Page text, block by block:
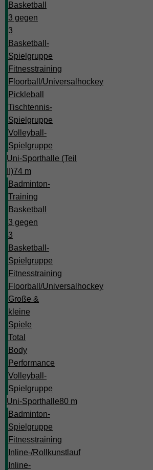
Basketball
3 gegen
3
Basketball-
Spielgruppe
Fitnesstraining
Floorball/Universalhockey
Pickleball
Tischtennis-
Spielgruppe
Volleyball-
Spielgruppe
Uni-Sporthalle (Teil
II)74 m
Badminton-
Training
Basketball
3 gegen
3
Basketball-
Spielgruppe
Fitnesstraining
Floorball/Universalhockey
Große &
kleine
Spiele
Total
Body
Performance
Volleyball-
Spielgruppe
Uni-Sporthalle80 m
Badminton-
Spielgruppe
Fitnesstraining
Inline-/Rollkunstlauf
Inline-